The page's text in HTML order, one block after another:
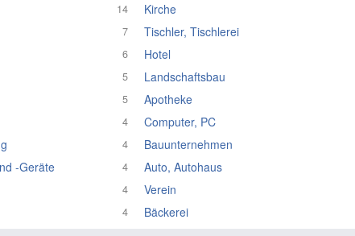
14 Kirche
7 Tischler, Tischlerei
6 Hotel
5 Landschaftsbau
5 Apotheke
4 Computer, PC
4 Bauunternehmen
-Geräte 4 Auto, Autohaus
4 Verein
4 Bäckerei